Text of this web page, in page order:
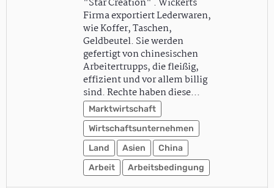
"Star Creation" . Wickerts
Firma exportiert Lederwaren,
wie Koffer, Taschen,
Geldbeutel. Sie werden
gefertigt von chinesischen
Arbeitertrupps, die fleißig,
effizient und vor allem billig
sind. Rechte haben diese…
Marktwirtschaft
Wirtschaftsunternehmen
Land
Asien
China
Arbeit
Arbeitsbedingung